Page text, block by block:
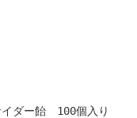
イダー飴 100個入り